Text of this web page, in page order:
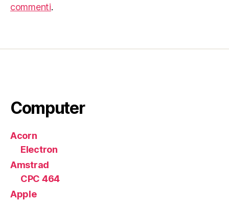
commenti.
Computer
Acorn
Electron
Amstrad
CPC 464
Apple